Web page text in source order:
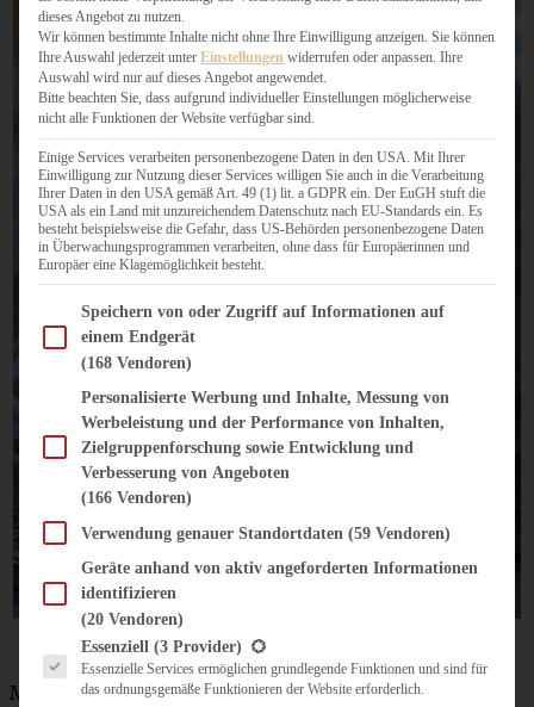
Mehl, Backpulver, Lebkuchengewürz und Salz in eine
dieses Angebot zu nutzen.
Wir können bestimmte Inhalte nicht ohne Ihre Einwilligung anzeigen. Sie können
Ihre Auswahl jederzeit unter Einstellungen widerrufen oder anpassen. Ihre
Auswahl wird nur auf dieses Angebot angewendet.
Bitte beachten Sie, dass aufgrund individueller Einstellungen möglicherweise
nicht alle Funktionen der Website verfügbar sind.
Einige Services verarbeiten personenbezogene Daten in den USA. Mit Ihrer
Einwilligung zur Nutzung dieser Services willigen Sie auch in die Verarbeitung
Ihrer Daten in den USA gemäß Art. 49 (1) lit. a GDPR ein. Der EuGH stuft die
USA als ein Land mit unzureichendem Datenschutz nach EU-Standards ein. Es
besteht beispielsweise die Gefahr, dass US-Behörden personenbezogene Daten
in Überwachungsprogrammen verarbeiten, ohne dass für Europäerinnen und
Europäer eine Klagemöglichkeit besteht.
Im Folgenden finden Sie eine Liste der Zwecke des IAB Transparency and Consent
Speichern von oder Zugriff auf Informationen auf
einem Endgerät
(168 Vendoren)
Personalisierte Werbung und Inhalte, Messung von
Werbeleistung und der Performance von Inhalten,
Zielgruppenforschung sowie Entwicklung und
Verbesserung von Angeboten
(166 Vendoren)
Verwendung genauer Standortdaten (59 Vendoren)
Geräte anhand von aktiv angeforderten Informationen
identifizieren
(20 Vendoren)
Es folgt eine Liste der Service-Gruppen, für die eine Einwilligung erteilt werden
Essenziell (3 Provider)
Essenzielle Services ermöglichen grundlegende Funktionen und sind für
das ordnungsgemäße Funktionieren der Website erforderlich.